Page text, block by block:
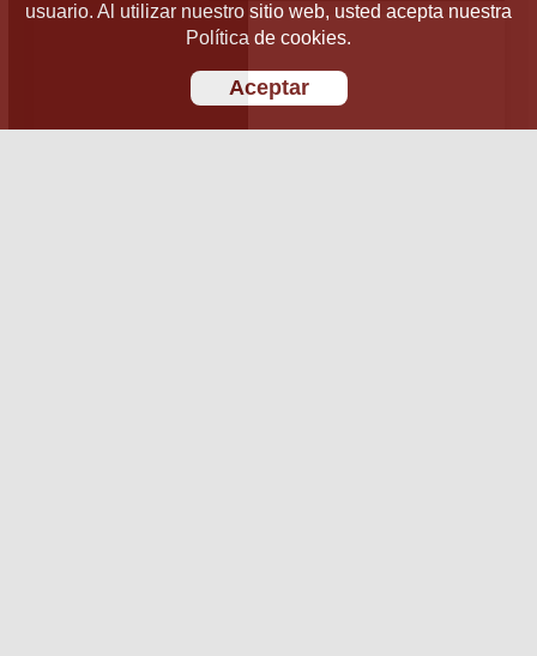
usuario. Al utilizar nuestro sitio web, usted acepta nuestra
Política de cookies.
Aceptar